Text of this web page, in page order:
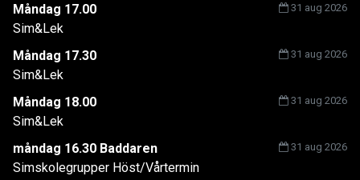
Måndag 17.00
31 aug 2026
Sim&Lek
Måndag 17.30
31 aug 2026
Sim&Lek
Måndag 18.00
31 aug 2026
Sim&Lek
måndag 16.30 Baddaren
31 aug 2026
Simskolegrupper Höst/Vårtermin